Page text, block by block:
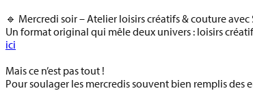
🔹 Mercredi soir – Atelier loisirs créatifs & couture avec
Un format original qui mêle deux univers : loisirs
ici
Mais ce n’est pas tout !
Pour soulager les mercredis souvent bien remplis des